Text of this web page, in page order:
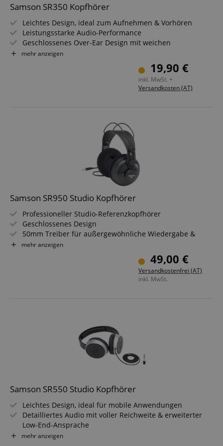
Samson SR350 Kopfhörer
Leichtes Design, ideal zum Aufnehmen & Vorhören
Leistungsstarke Audio-Performance
Geschlossenes Over-Ear Design mit weichen
Ohrpolstern
Verstellbares Kopfband für besten Tragekomfort
mehr anzeigen
19,90 €
inkl. MwSt. +
Versandkosten (AT)
Samson SR950 Studio Kopfhörer
Professioneller Studio-Referenzkopfhörer
Geschlossenes Design
50mm Treiber für außergewöhnliche Wiedergabe &
großen Dynamikbereich
Anpassbares Kopfband für bequemen Tragekomfort
mehr anzeigen
49,00 €
Versandkostenfrei (AT)
inkl. MwSt.
Samson SR550 Studio Kopfhörer
Leichtes Design, ideal für mobile Anwendungen
Detailliertes Audio mit voller Reichweite & erweiterter
Low-End-Ansprache
Geschlossenes Over-Ear Design mit Kunstleder
mehr anzeigen